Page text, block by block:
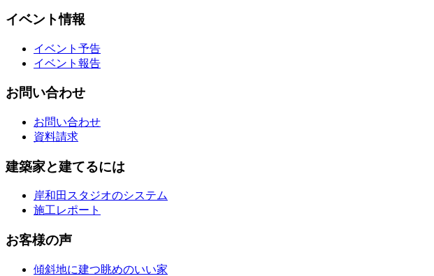
イベント情報
イベント予告
イベント報告
お問い合わせ
お問い合わせ
資料請求
建築家と建てるには
岸和田スタジオのシステム
施工レポート
お客様の声
傾斜地に建つ眺めのいい家